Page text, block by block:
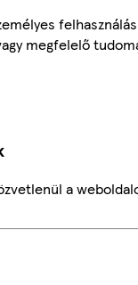
megfelelő
a